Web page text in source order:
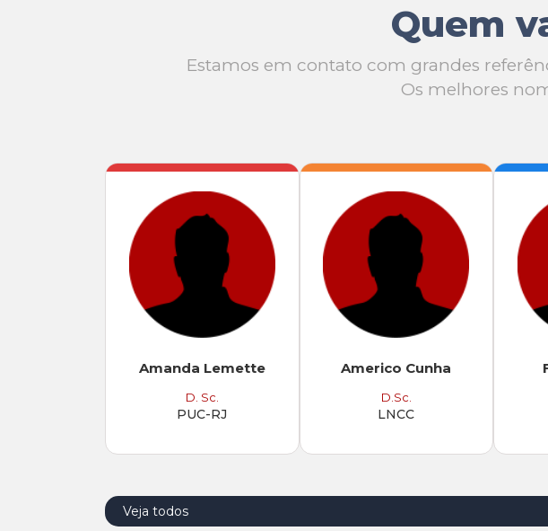
Quem
Estamos em contato com grandes
Os melhores
Amanda Lemette
D. Sc.
PUC-RJ
Americo Cunha
D.Sc.
LNCC
Veja todos